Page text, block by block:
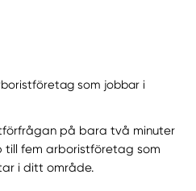
som jobbar i
på bara två minuter
till fem arboristföretag som
i ditt område.